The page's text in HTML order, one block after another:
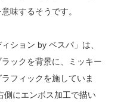
味するそうです。
ション by ベスパ」は、
ックを背景に、ミッキー
フィックを施していま
側にエンボス加工で描い